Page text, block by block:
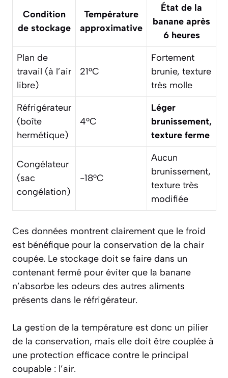
Condition
de stockage
Température
approximative
État de la
banane après
6 heures
Plan de
travail (à l’air
libre)
21°C
Fortement
brunie, texture
très molle
Réfrigérateur
(boîte
hermétique)
4°C
Léger
brunissement,
texture ferme
Congélateur
(sac
congélation)
-18°C
Aucun
brunissement,
texture très
modifiée
Ces données montrent clairement que le froid
est bénéfique pour la conservation de la chair
coupée. Le stockage doit se faire dans un
contenant fermé pour éviter que la banane
n’absorbe les odeurs des autres aliments
présents dans le réfrigérateur.
La gestion de la température est donc un pilier
de la conservation, mais elle doit être couplée à
une protection efficace contre le principal
coupable : l’air.